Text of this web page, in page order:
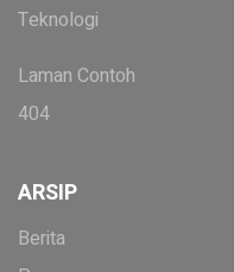
Teknologi
Laman Contoh
404
ARSIP
Berita